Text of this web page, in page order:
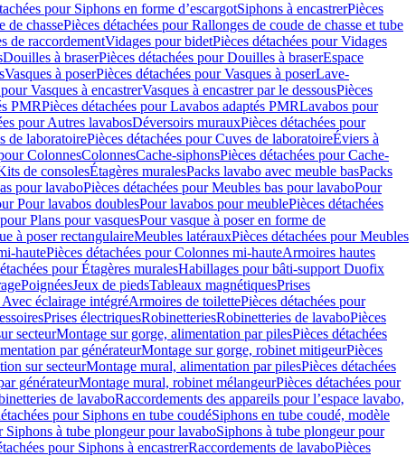
pour Siphons en forme d’escargotSiphons à encastrerPièces
de chassePièces détachées pour Rallonges de coude de chasse et tube
de raccordementVidages pour bidetPièces détachées pour Vidages
Douilles à braserPièces détachées pour Douilles à braserEspace
Vasques à poserPièces détachées pour Vasques à poserLave-
Vasques à encastrerVasques à encastrer par le dessousPièces
PMRPièces détachées pour Lavabos adaptés PMRLavabos pour
pour Autres lavabosDéversoirs murauxPièces détachées pour
de laboratoirePièces détachées pour Cuves de laboratoireÉviers à
ColonnesColonnesCache-siphonsPièces détachées pour Cache-
de consolesÉtagères muralesPacks lavabo avec meuble basPacks
pour lavaboPièces détachées pour Meubles bas pour lavaboPour
Pour lavabos doublesPour lavabos pour meublePièces détachées
Plans pour vasquesPour vasque à poser en forme de
à poser rectangulaireMeubles latérauxPièces détachées pour Meubles
hautePièces détachées pour Colonnes mi-hauteArmoires hautes
pour Étagères muralesHabillages pour bâti-support Duofix
PoignéesJeux de piedsTableaux magnétiquesPrises
éclairage intégréArmoires de toilettePièces détachées pour
Prises électriquesRobinetteriesRobinetteries de lavaboPièces
secteurMontage sur gorge, alimentation par pilesPièces détachées
par générateurMontage sur gorge, robinet mitigeurPièces
sur secteurMontage mural, alimentation par pilesPièces détachées
générateurMontage mural, robinet mélangeurPièces détachées pour
de lavaboRaccordements des appareils pour l’espace lavabo,
pour Siphons en tube coudéSiphons en tube coudé, modèle
Siphons à tube plongeur pour lavaboSiphons à tube plongeur pour
pour Siphons à encastrerRaccordements de lavaboPièces